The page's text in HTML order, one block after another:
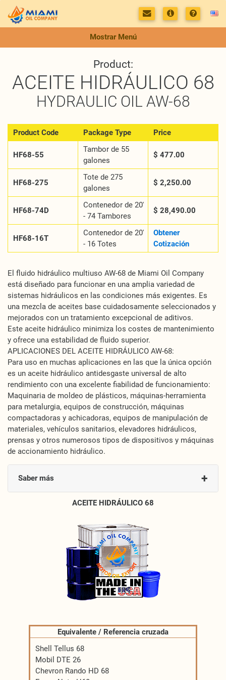
Mostrar Menú
Product:
ACEITE HIDRÁULICO 68
HYDRAULIC OIL AW-68
Product Code Package Type Price
HF68-55
Tambor de 55
galones
$ 477.00
HF68-275
Tote de 275
galones
$ 2,250.00
HF68-74D
Contenedor de 20'
- 74 Tambores
$ 28,490.00
HF68-16T
Contenedor de 20'
- 16 Totes
Obtener
Cotización
El fluido hidráulico multiuso AW-68 de Miami Oil Company
está diseñado para funcionar en una amplia variedad de
sistemas hidráulicos en las condiciones más exigentes. Es
una mezcla de aceites base cuidadosamente seleccionados y
mejorados con un tratamiento excepcional de aditivos.
Este aceite hidráulico minimiza los costes de mantenimiento
y ofrece una estabilidad de fluido superior.
APLICACIONES DEL ACEITE HIDRÁULICO AW-68:
Para uso en muchas aplicaciones en las que la única opción
es un aceite hidráulico antidesgaste universal de alto
rendimiento con una excelente fiabilidad de funcionamiento:
Maquinaria de moldeo de plásticos, máquinas-herramienta
para metalurgia, equipos de construcción, máquinas
compactadoras y achicadoras, equipos de manipulación de
materiales, vehículos sanitarios, elevadores hidráulicos,
prensas y otros numerosos tipos de dispositivos y máquinas
de accionamiento hidráulico.
Saber más +
ACEITE HIDRÁULICO 68
Equivalente / Referencia cruzada
Shell Tellus 68
Mobil DTE 26
Chevron Rando HD 68